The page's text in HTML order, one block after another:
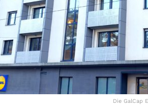
Die GalCap